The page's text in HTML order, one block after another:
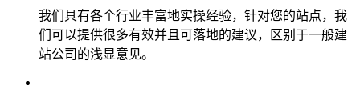
我们具有各个行业丰富地实操经验，针对您的站点，我
们可以提供很多有效并且可落地的建议，区别于一般建
站公司的浅显意见。